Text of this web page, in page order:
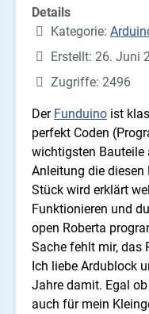
Details
Kategorie:
Erstellt: 26. Juni
Zugriffe: 2496
Der Funduino ist
perfekt Coden
wichtigsten Bauteile
Anleitung die
Stück wird erklärt
Funktionieren und
open Roberta
Sache fehlt mir, das
Ich liebe Ardublock
Jahre damit. Egal
auch für mein